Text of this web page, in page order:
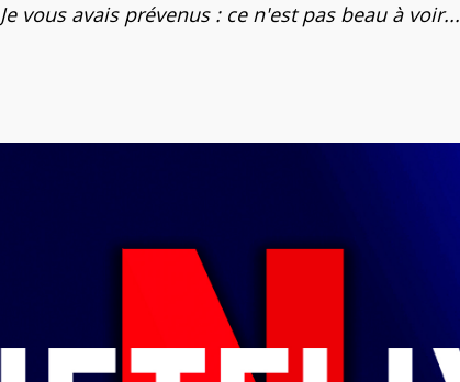
Je vous avais prévenus : ce n'est pas beau à voir...